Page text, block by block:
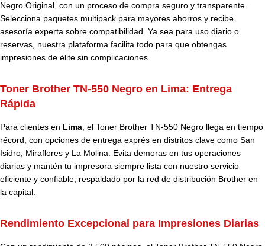
Negro Original, con un proceso de compra seguro y transparente.
Selecciona paquetes multipack para mayores ahorros y recibe
asesoría experta sobre compatibilidad. Ya sea para uso diario o
reservas, nuestra plataforma facilita todo para que obtengas
impresiones de élite sin complicaciones.
Toner Brother TN-550 Negro en Lima: Entrega
Rápida
Para clientes en Lima, el Toner Brother TN-550 Negro llega en tiempo
récord, con opciones de entrega exprés en distritos clave como San
Isidro, Miraflores y La Molina. Evita demoras en tus operaciones
diarias y mantén tu impresora siempre lista con nuestro servicio
eficiente y confiable, respaldado por la red de distribución Brother en
la capital.
Rendimiento Excepcional para Impresiones Diarias